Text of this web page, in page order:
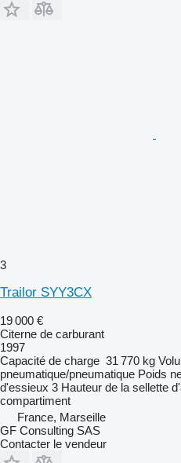
3
Trailor SYY3CX
19 000 €
Citerne de carburant
1997
Capacité de charge 31 770 kg
pneumatique/pneumatique Poids
d'essieux 3 Hauteur de la sellette
compartiment
France, Marseille
GF Consulting SAS
Contacter le vendeur